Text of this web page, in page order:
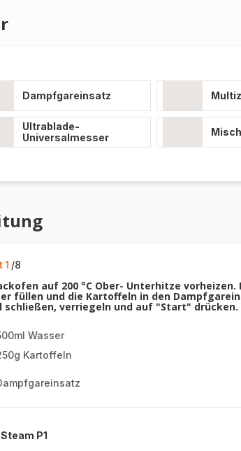
Dampfgareinsatz
Ultrablade-
Universalmesser
1 /8
auf 200 °C Ober- Unterhitze vorheizen.
füllen und die Kartoffeln in den
schließen, verriegeln und auf "Start" drücken.
Wasser
Kartoffeln
Steam P1